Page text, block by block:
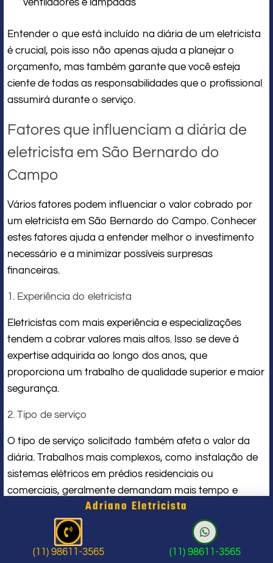
Entender o que está incluído na diária de um eletricista
é crucial, pois isso não apenas ajuda a planejar o
orçamento, mas também garante que você esteja
ciente de todas as responsabilidades que o profissional
assumirá durante o serviço.
Fatores que influenciam a diária de
eletricista em São Bernardo do
Campo
Vários fatores podem influenciar o valor cobrado por
um eletricista em São Bernardo do Campo. Conhecer
estes fatores ajuda a entender melhor o investimento
necessário e a minimizar possíveis surpresas
financeiras.
1. Experiência do eletricista
Eletricistas com mais experiência e especializações
tendem a cobrar valores mais altos. Isso se deve à
expertise adquirida ao longo dos anos, que
proporciona um trabalho de qualidade superior e maior
segurança.
2. Tipo de serviço
O tipo de serviço solicitado também afeta o valor da
diária. Trabalhos mais complexos, como instalação de
sistemas elétricos em prédios residenciais ou
comerciais, geralmente demandam mais tempo e
especialização, aumentando assim o custo.
3. Localização
A localização do trabalho também pode influenciar. Em
Adriano Eletricista
(11) 98611-3565 (11) 98611-3565